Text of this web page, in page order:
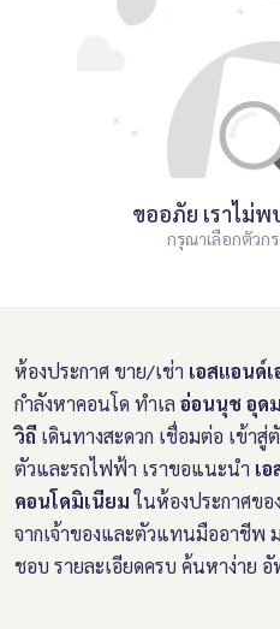
ขออภัย เราไม่พ
กรุณาเลือกตัวก
ห้องประกาศ ขาย/เช่า เอสแอนด์
กำลังหาคอนโด ทำเล อ่อนนุช อุด
วิถี เดินทางสะดวก เชื่อมต่อ เข้าสู่
ตัวและรถไฟฟ้า เราขอแนะนำ เ
คอนโดมิเนียมในห้องประกาศขอ
จากเจ้าของและตัวแทนมืออาชีพ
ชอบ รายละเอียดครบ ค้นหาง่าย